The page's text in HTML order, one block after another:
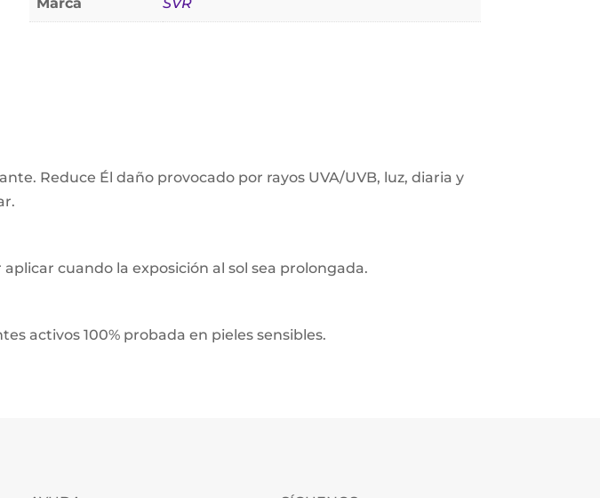
Reduce Él daño provocado por rayos UVA/UVB, luz, diaria y
cuando la exposición al sol sea prolongada.
activos 100% probada en pieles sensibles.